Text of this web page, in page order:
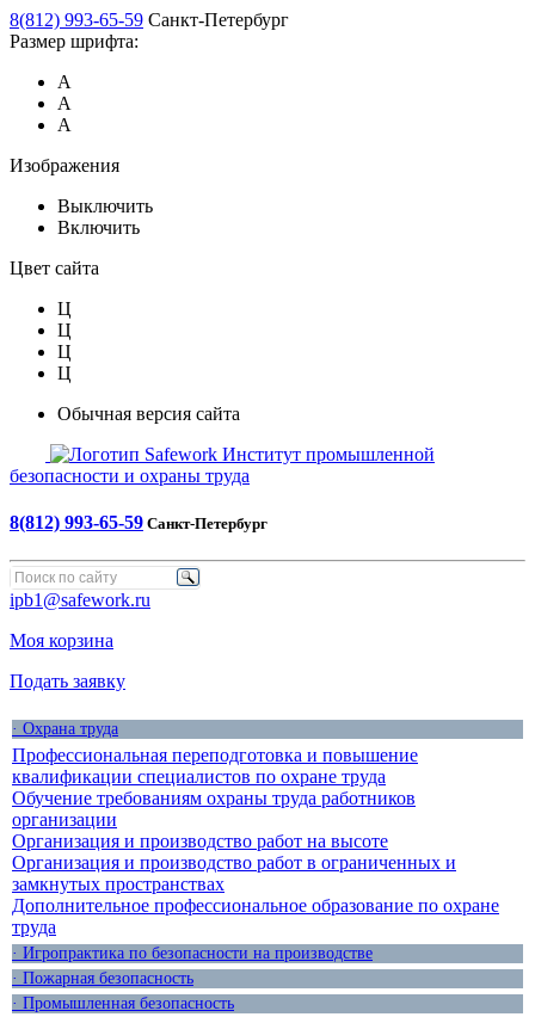
8(812) 993-65-59 Санкт-Петербург
Размер шрифта:
А
А
А
Изображения
Выключить
Включить
Цвет сайта
Ц
Ц
Ц
Ц
Обычная версия сайта
Safework Институт промышленной
безопасности и охраны труда
8(812) 993-65-59 Санкт-Петербург
ipb1@safework.ru
Моя корзина
Подать заявку
· Охрана труда
Профессиональная переподготовка и повышение
квалификации специалистов по охране труда
Обучение требованиям охраны труда работников
организации
Организация и производство работ на высоте
Организация и производство работ в ограниченных и
замкнутых пространствах
Дополнительное профессиональное образование по охране
труда
· Игропрактика по безопасности на производстве
· Пожарная безопасность
· Промышленная безопасность